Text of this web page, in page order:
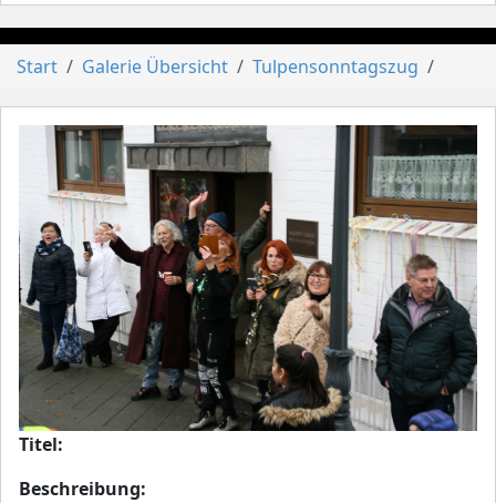
Start Galerie Übersicht Tulpensonntagszug
Titel:
Beschreibung: